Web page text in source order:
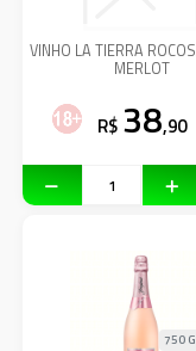
VINHO LA TIERRA
MERLOT
R$ 38,90
750